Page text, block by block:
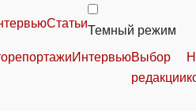
Статьи
Темный режим
ИнтервьюВыбор
редакции